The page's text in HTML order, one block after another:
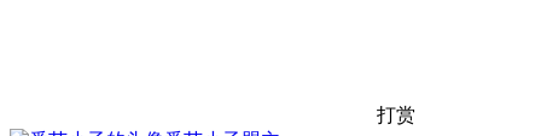
打赏